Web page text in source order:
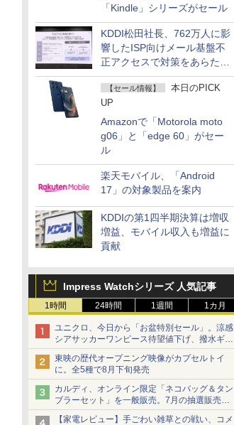
「Kindle」シリーズがセール
KDDI松田社長、762万人に影
響したISP向けメール基盤不
正アクセスで対策をあらため
て説明
【セール情報】
本日のPICK
UP
Amazonで「Motorola moto
g06」と「edge 60」がセー
ル
楽天モバイル、「Android
17」の対象製品を案内
KDDIの第1四半期決算は増収
増益、モバイル収入も増益に
貢献
Impress Watchシリーズ 人気記事
1時間 24時間 1週間 1カ月
ユニクロ、今日から「お盆特別セール」。涼感
シアサッカーワンピース待望値下げ、撥水ギア
ショーツは1990円に
東映の歴代オープニング映像がカプセルトイ
に。全5種で8月下旬発売
カルディ、オンライン限定「ネコバッグ＆タン
ブラーセット」を一般販売。7月の抽選販売の
当選無効分
【家電レビュー】手ごわい雑草との戦い、コメ